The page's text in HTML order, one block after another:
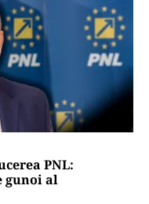
PNL:
gunoi al